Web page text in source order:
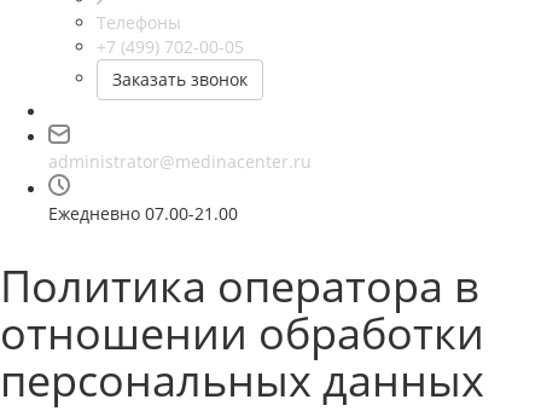
Телефоны
+7 (499) 702-00-05
Заказать звонок
administrator@medinacenter.ru
Ежедневно 07.00-21.00
Политика оператора в
отношении обработки
персональных данных